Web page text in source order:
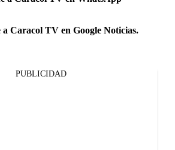
a Caracol TV en Google Noticias.
PUBLICIDAD